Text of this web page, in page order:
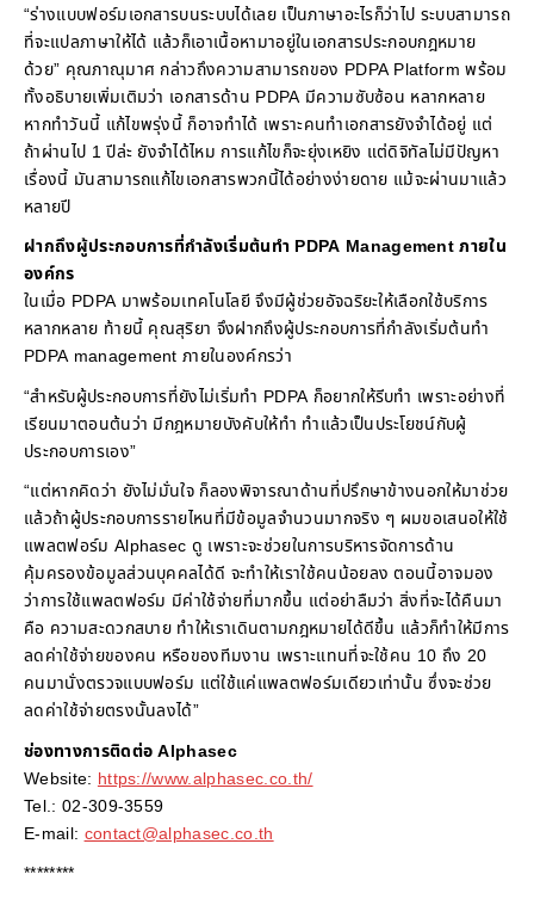
“ร่างแบบฟอร์มเอกสารบนระบบได้เลย เป็นภาษาอะไรก็ว่าไป ระบบสามารถ
ที่จะแปลภาษาให้ได้ แล้วก็เอาเนื้อหามาอยู่ในเอกสารประกอบกฎหมาย
ด้วย” คุณภาณุมาศ กล่าวถึงความสามารถของ PDPA Platform พร้อม
ทั้งอธิบายเพิ่มเติมว่า เอกสารด้าน PDPA มีความซับซ้อน หลากหลาย
หากทำวันนี้ แก้ไขพรุ่งนี้ ก็อาจทำได้ เพราะคนทำเอกสารยังจำได้อยู่ แต่
ถ้าผ่านไป 1 ปีล่ะ ยังจำได้ไหม การแก้ไขก็จะยุ่งเหยิง แต่ดิจิทัลไม่มีปัญหา
เรื่องนี้ มันสามารถแก้ไขเอกสารพวกนี้ได้อย่างง่ายดาย แม้จะผ่านมาแล้ว
หลายปี
ฝากถึงผู้ประกอบการที่กำลังเริ่มต้นทำ PDPA Management ภายใน
องค์กร
ในเมื่อ PDPA มาพร้อมเทคโนโลยี จึงมีผู้ช่วยอัจฉริยะให้เลือกใช้บริการ
หลากหลาย ท้ายนี้ คุณสุริยา จึงฝากถึงผู้ประกอบการที่กำลังเริ่มต้นทำ
PDPA management ภายในองค์กรว่า
“สำหรับผู้ประกอบการที่ยังไม่เริ่มทำ PDPA ก็อยากให้รีบทำ เพราะอย่างที่
เรียนมาตอนต้นว่า มีกฎหมายบังคับให้ทำ ทำแล้วเป็นประโยชน์กับผู้
ประกอบการเอง”
“แต่หากคิดว่า ยังไม่มั่นใจ ก็ลองพิจารณาด้านที่ปรึกษาข้างนอกให้มาช่วย
แล้วถ้าผู้ประกอบการรายไหนที่มีข้อมูลจำนวนมากจริง ๆ ผมขอเสนอให้ใช้
แพลตฟอร์ม Alphasec ดู เพราะจะช่วยในการบริหารจัดการด้าน
คุ้มครองข้อมูลส่วนบุคคลได้ดี จะทำให้เราใช้คนน้อยลง ตอนนี้อาจมอง
ว่าการใช้แพลตฟอร์ม มีค่าใช้จ่ายที่มากขึ้น แต่อย่าลืมว่า สิ่งที่จะได้คืนมา
คือ ความสะดวกสบาย ทำให้เราเดินตามกฎหมายได้ดีขึ้น แล้วก็ทำให้มีการ
ลดค่าใช้จ่ายของคน หรือของทีมงาน เพราะแทนที่จะใช้คน 10 ถึง 20
คนมานั่งตรวจแบบฟอร์ม แต่ใช้แค่แพลตฟอร์มเดียวเท่านั้น ซึ่งจะช่วย
ลดค่าใช้จ่ายตรงนั้นลงได้”
ช่องทางการติดต่อ Alphasec
Website: https://www.alphasec.co.th/
Tel.: 02-309-3559
E-mail: contact@alphasec.co.th
********